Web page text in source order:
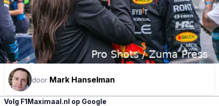
door Mark Hanselman
Volg F1Maximaal.nl op Google